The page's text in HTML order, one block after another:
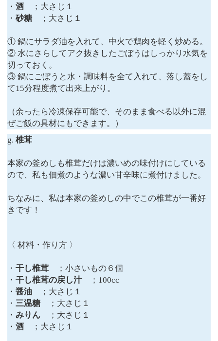
・ 酒 ；大さじ１
・ 砂糖；大さじ１
① 鍋にサラダ油を入れて、中火で鶏肉を軽く炒める。
② 水にさらしてアク抜きしたごぼうはしっかり水気を
切っておく。
③ 鍋にごぼうと水・調味料を全て入れて、落し蓋をし
て15分程度煮て出来上がり。
（余ったら冷凍保存可能で、そのまま食べる以外に混
ぜご飯の具材にもできます。）
g. 椎茸
本家の釜めしも椎茸だけは濃いめの味付けにしている
ので、私も佃煮のような濃い甘辛味に煮付けました。
ちなみに、私は本家の釜めしの中でこの椎茸が一番好
きです！
〈 材料・作り方 〉
・ 干し椎茸 ；小さいもの６個
・ 干し椎茸の戻し汁；100cc
・ 醤油 ；大さじ１
・ 三温糖；大さじ１
・ みりん ；大さじ１
・ 酒 ；大さじ１